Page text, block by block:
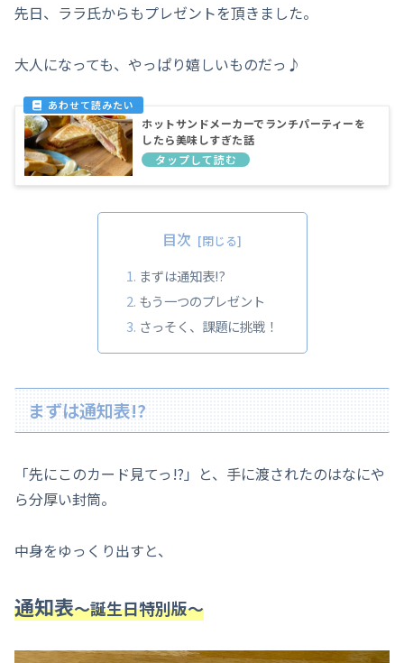
先日、ララ氏からもプレゼントを頂きました。
大人になっても、やっぱり嬉しいものだっ♪
ホットサンドメーカーでランチパーティーを
したら美味しすぎた話
目次
まずは通知表!?
もう一つのプレゼント
さっそく、課題に挑戦！
まずは通知表!?
「先にこのカード見てっ!?」と、手に渡されたのはなにや
ら分厚い封筒。
中身をゆっくり出すと、
通知表～誕生日特別版～